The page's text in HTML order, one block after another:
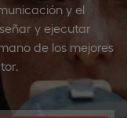
y el
y ejecutar
de los mejores